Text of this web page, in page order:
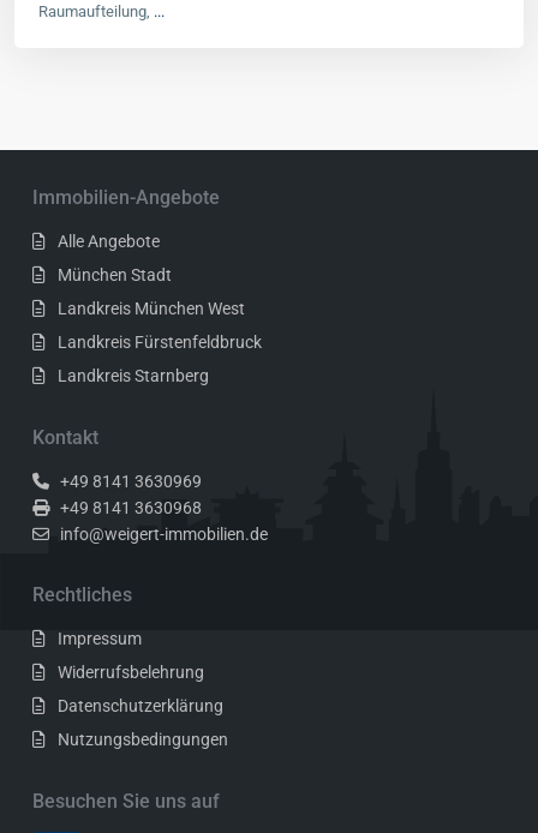
Raumaufteilung, ...
Immobilien-Angebote
Alle Angebote
München Stadt
Landkreis München West
Landkreis Fürstenfeldbruck
Landkreis Starnberg
Kontakt
+49 8141 3630969
+49 8141 3630968
info@weigert-immobilien.de
Rechtliches
Impressum
Widerrufsbelehrung
Datenschutzerklärung
Nutzungsbedingungen
Besuchen Sie uns auf